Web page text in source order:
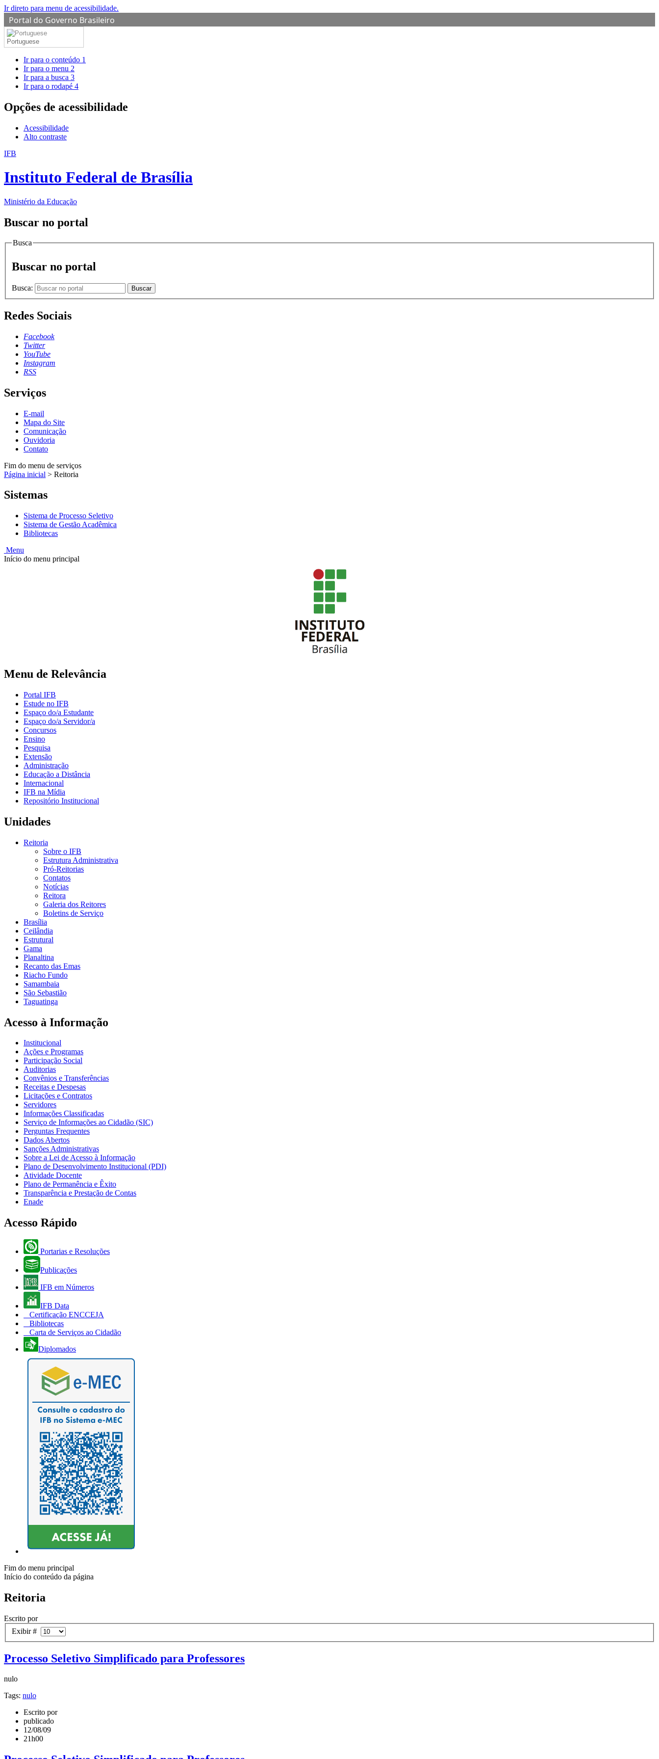
Ir direto para menu de acessibilidade.
Portal do Governo Brasileiro
Portuguese
Ir para o conteúdo 1
Ir para o menu 2
Ir para a busca 3
Ir para o rodapé 4
Opções de acessibilidade
Acessibilidade
Alto contraste
IFB
Instituto Federal de Brasília
Ministério da Educação
Buscar no portal
Busca
Buscar no portal
Busca: Buscar
Redes Sociais
Facebook
Twitter
YouTube
Instagram
RSS
Serviços
E-mail
Mapa do Site
Comunicação
Ouvidoria
Contato
Fim do menu de serviços
Página inicial > Reitoria
Sistemas
Sistema de Processo Seletivo
Sistema de Gestão Acadêmica
Bibliotecas
Menu
Início do menu principal
Menu de Relevância
Portal IFB
Estude no IFB
Espaço do/a Estudante
Espaço do/a Servidor/a
Concursos
Ensino
Pesquisa
Extensão
Administração
Educação a Distância
Internacional
IFB na Mídia
Repositório Institucional
Unidades
Reitoria
Sobre o IFB
Estrutura Administrativa
Pró-Reitorias
Contatos
Notícias
Reitora
Galeria dos Reitores
Boletins de Serviço
Brasília
Ceilândia
Estrutural
Gama
Planaltina
Recanto das Emas
Riacho Fundo
Samambaia
São Sebastião
Taguatinga
Acesso à Informação
Institucional
Ações e Programas
Participação Social
Auditorias
Convênios e Transferências
Receitas e Despesas
Licitações e Contratos
Servidores
Informações Classificadas
Serviço de Informações ao Cidadão (SIC)
Perguntas Frequentes
Dados Abertos
Sanções Administrativas
Sobre a Lei de Acesso à Informação
Plano de Desenvolvimento Institucional (PDI)
Atividade Docente
Plano de Permanência e Êxito
Transparência e Prestação de Contas
Enade
Acesso Rápido
Portarias e Resoluções
Publicações
IFB em Números
IFB Data
Certificação ENCCEJA
Bibliotecas
Carta de Serviços ao Cidadão
Diplomados
Fim do menu principal
Início do conteúdo da página
Reitoria
Escrito por
Exibir #
Processo Seletivo Simplificado para Professores
nulo
Tags: nulo
Escrito por
publicado
12/08/09
21h00